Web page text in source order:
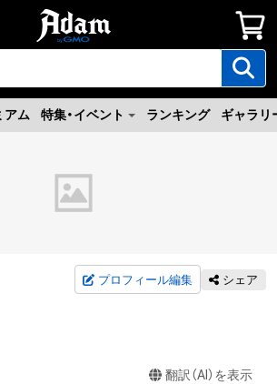
アム 特集・イベント ランキング ギャラリ
プロフィール編集 シェア
翻訳（AI）を表示